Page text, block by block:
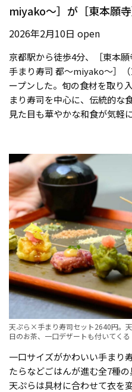
miyako〜］が［東本願
2026年2月10日 open
京都駅から徒歩4分、［東本
手まり寿司 都〜miyako〜］
ープンした。旬の食材を取り
まり寿司を中心に、伝統的な
見た目も華やかな和食が気軽
天ぷら×手まり寿司セット2640円。
日のお茶、一口デザートも付いてくる
一口サイズがかわいい手まり
たらなどごはんが進む全7種
天ぷらは具材に合わせて衣を